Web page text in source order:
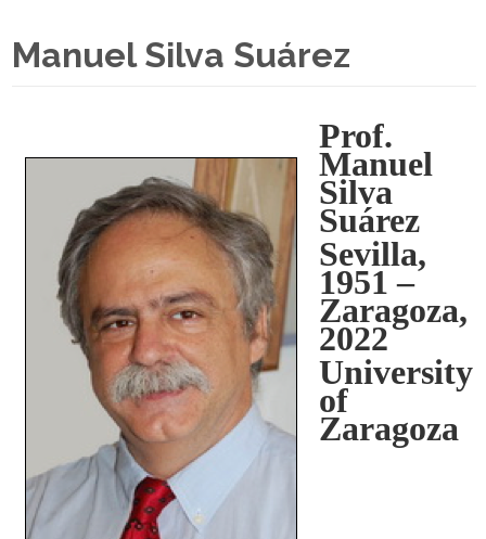
Manuel Silva Suárez
Prof.
Manuel
Silva
Suárez
Sevilla,
1951 –
Zaragoza,
2022
University
of
Zaragoza